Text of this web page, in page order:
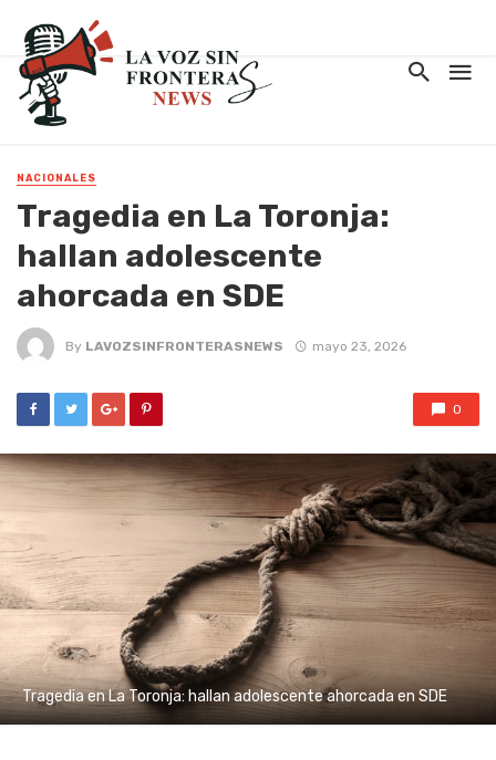
NACIONALES
Tragedia en La Toronja:
hallan adolescente
ahorcada en SDE
By LAVOZSINFRONTERASNEWS mayo 23, 2026
0
Tragedia en La Toronja: hallan adolescente ahorcada en SDE